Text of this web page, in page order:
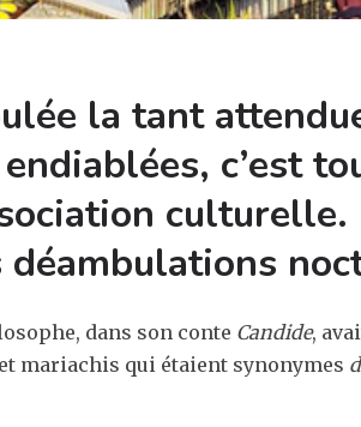
la tant
c’est
culturelle.
dans son conte Candide,
mariachis qui étaient synonymes